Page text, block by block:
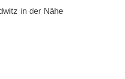
in der Nähe